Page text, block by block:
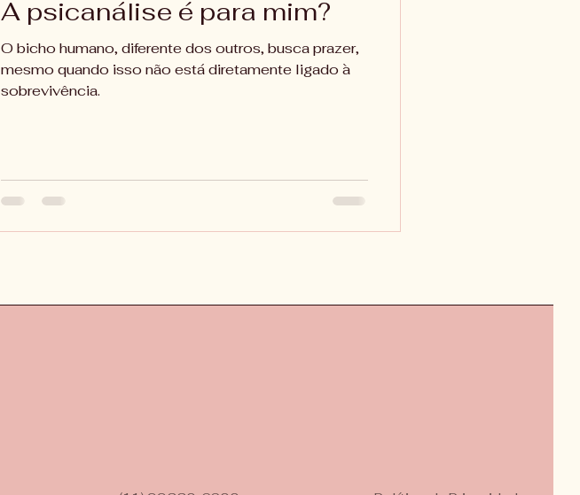
A psicanálise é para mim?
O bicho humano, diferente dos outros, busca prazer,
mesmo quando isso não está diretamente ligado à
sobrevivência.